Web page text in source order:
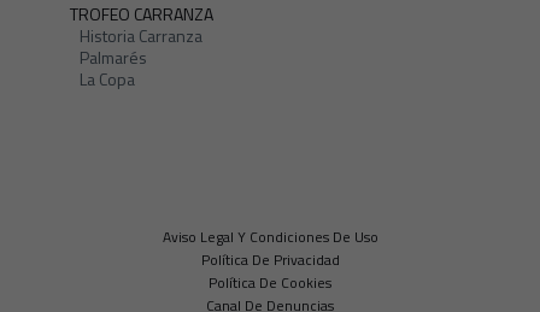
TROFEO CARRANZA
Historia Carranza
Palmarés
La Copa
Aviso Legal Y Condiciones De Uso
Política De Privacidad
Política De Cookies
Canal De Denuncias